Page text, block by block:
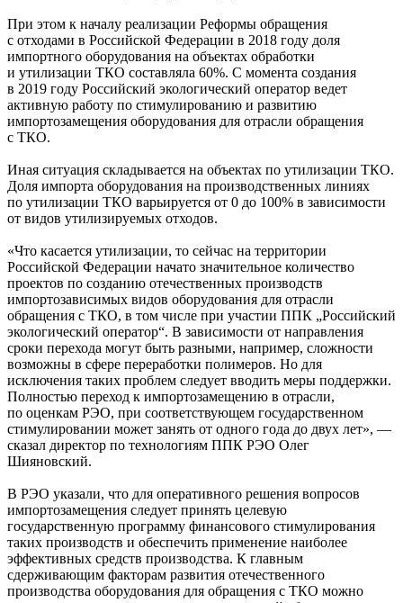
При этом к началу реализации Реформы обращения
с отходами в Российской Федерации в 2018 году доля
импортного оборудования на объектах обработки
и утилизации ТКО составляла 60%. С момента создания
в 2019 году Российский экологический оператор ведет
активную работу по стимулированию и развитию
импортозамещения оборудования для отрасли обращения
с ТКО.
Иная ситуация складывается на объектах по утилизации ТКО.
Доля импорта оборудования на производственных линиях
по утилизации ТКО варьируется от 0 до 100% в зависимости
от видов утилизируемых отходов.
«Что касается утилизации, то сейчас на территории
Российской Федерации начато значительное количество
проектов по созданию отечественных производств
импортозависимых видов оборудования для отрасли
обращения с ТКО, в том числе при участии ППК „Российский
экологический оператор“. В зависимости от направления
сроки перехода могут быть разными, например, сложности
возможны в сфере переработки полимеров. Но для
исключения таких проблем следует вводить меры поддержки.
Полностью переход к импортозамещению в отрасли,
по оценкам РЭО, при соответствующем государственном
стимулировании может занять от одного года до двух лет», —
сказал директор по технологиям ППК РЭО Олег
Шияновский.
В РЭО указали, что для оперативного решения вопросов
импортозамещения следует принять целевую
государственную программу финансового стимулирования
таких производств и обеспечить применение наиболее
эффективных средств производства. К главным
сдерживающим факторам развития отечественного
производства оборудования для обращения с ТКО можно